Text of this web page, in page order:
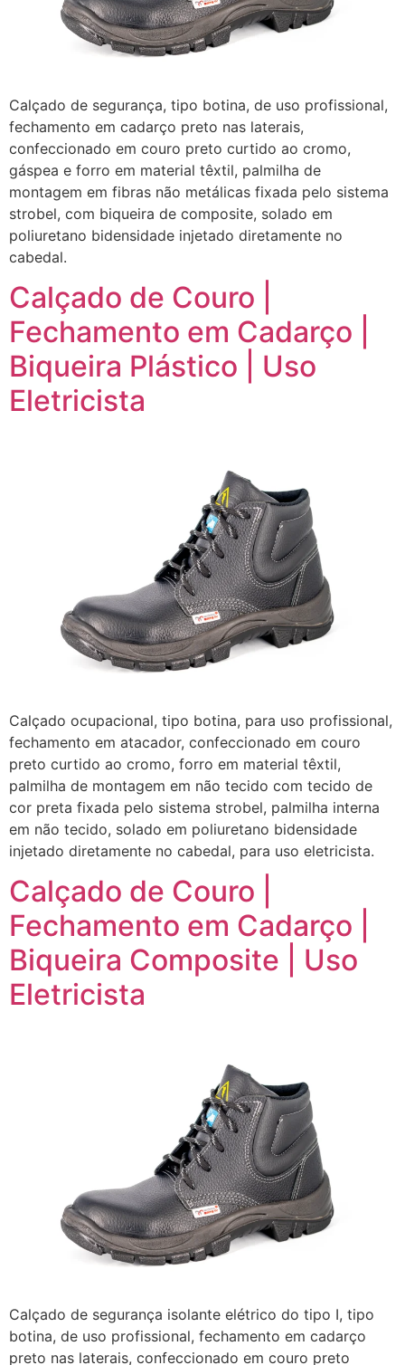
Calçado de segurança, tipo botina, de uso profissional,
fechamento em cadarço preto nas laterais,
confeccionado em couro preto curtido ao cromo,
gáspea e forro em material têxtil, palmilha de
montagem em fibras não metálicas fixada pelo sistema
strobel, com biqueira de composite, solado em
poliuretano bidensidade injetado diretamente no
cabedal.
Calçado de Couro |
Fechamento em Cadarço |
Biqueira Plástico | Uso
Eletricista
Calçado ocupacional, tipo botina, para uso profissional,
fechamento em atacador, confeccionado em couro
preto curtido ao cromo, forro em material têxtil,
palmilha de montagem em não tecido com tecido de
cor preta fixada pelo sistema strobel, palmilha interna
em não tecido, solado em poliuretano bidensidade
injetado diretamente no cabedal, para uso eletricista.
Calçado de Couro |
Fechamento em Cadarço |
Biqueira Composite | Uso
Eletricista
Calçado de segurança isolante elétrico do tipo I, tipo
botina, de uso profissional, fechamento em cadarço
preto nas laterais, confeccionado em couro preto